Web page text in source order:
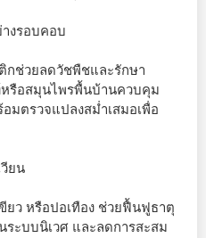
งรอบคอบ
กช่วยลดวัชพืชและรักษา
รือสมุนไพรพื้นบ้านควบคุม
มตรวจแปลงสม่ำเสมอเพื่อ
ยน
ยว หรือปอเทือง ช่วยฟื้นฟูธาตุ
ะบบนิเวศ และลดการสะสม